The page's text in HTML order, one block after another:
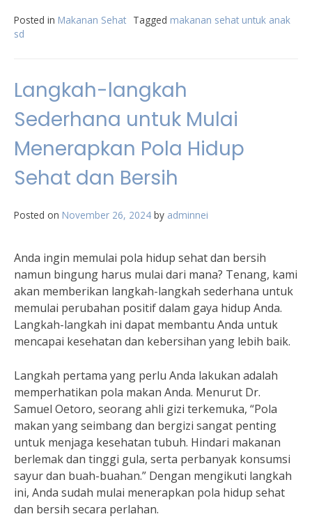
Posted in Makanan Sehat Tagged makanan sehat untuk anak
sd
Langkah-langkah
Sederhana untuk Mulai
Menerapkan Pola Hidup
Sehat dan Bersih
Posted on November 26, 2024 by adminnei
Anda ingin memulai pola hidup sehat dan bersih
namun bingung harus mulai dari mana? Tenang, kami
akan memberikan langkah-langkah sederhana untuk
memulai perubahan positif dalam gaya hidup Anda.
Langkah-langkah ini dapat membantu Anda untuk
mencapai kesehatan dan kebersihan yang lebih baik.
Langkah pertama yang perlu Anda lakukan adalah
memperhatikan pola makan Anda. Menurut Dr.
Samuel Oetoro, seorang ahli gizi terkemuka, “Pola
makan yang seimbang dan bergizi sangat penting
untuk menjaga kesehatan tubuh. Hindari makanan
berlemak dan tinggi gula, serta perbanyak konsumsi
sayur dan buah-buahan.” Dengan mengikuti langkah
ini, Anda sudah mulai menerapkan pola hidup sehat
dan bersih secara perlahan.